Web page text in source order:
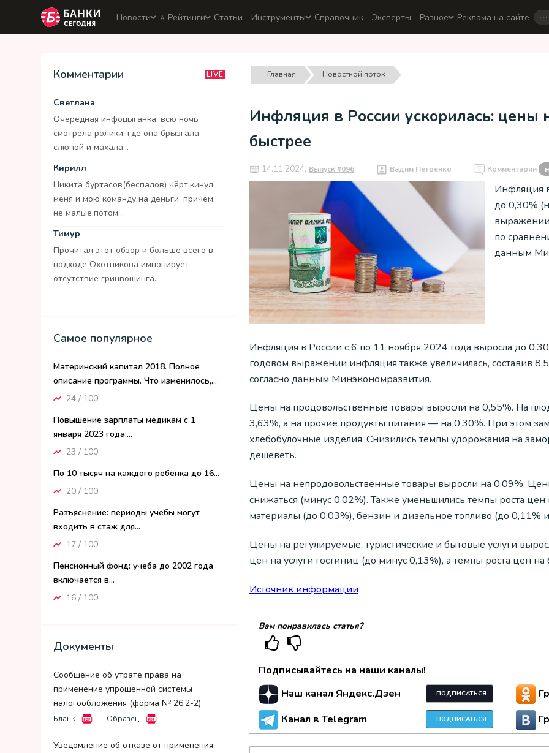
Новости ⭐️ Рейтинги Статьи Инструменты Справочник Эксперты Разное Реклама на сайте …
Комментарии LIVE
Светлана
Очередная инфоцыганка, всю ночь
смотрела ролики, где она брызгала
слюной и махала...
Кирилл
Никита буртасов(беспалов) чёрт,кинул
меня и мою команду на деньги, причем
не малые,потом...
Тимур
Прочитал этот обзор и больше всего в
подходе Охотникова импонирует
отсутствие гринвошинга....
Самое популярное
Материнский капитал 2018. Полное
описание программы. Что изменилось,...
24 / 100
Повышение зарплаты медикам с 1
января 2023 года:...
23 / 100
По 10 тысяч на каждого ребенка до 16...
20 / 100
Разъяснение: периоды учебы могут
входить в стаж для...
17 / 100
Пенсионный фонд: учеба до 2002 года
включается в...
16 / 100
Документы
Сообщение об утрате права на
применение упрощенной системы
налогообложения (форма № 26.2-2)
Бланк Образец
Уведомление об отказе от применения
Главная Новостной поток
Инфляция в России ускорилась: цены
быстрее
14.11.2024, Выпуск #096 Вадим Петренко Комментарии
Инфляция
до 0,30%
выражении
по
данным
Инфляция в России с 6 по 11 ноября 2024 года выросла до
годовом выражении инфляция также увеличилась, составив
согласно данным Минэкономразвития.
Цены на продовольственные товары выросли на 0,55%. На
3,63%, а на прочие продукты питания — на 0,30%. При этом
хлебобулочные изделия. Снизились темпы удорожания на
дешеветь.
Цены на непродовольственные товары выросли на 0,09%.
снижаться (минус 0,02%). Также уменьшились темпы роста
материалы (до 0,03%), бензин и дизельное топливо (до 0,11%
Цены на регулируемые, туристические и бытовые услуги
цен на услуги гостиниц (до минус 0,13%), а темпы роста цен
Источник информации
Вам понравилась статья?
Подписывайтесь на наши каналы!
Наш канал Яндекс.Дзен
ПОДПИСАТЬСЯ
Канал в Telegram ПОДПИСАТЬСЯ